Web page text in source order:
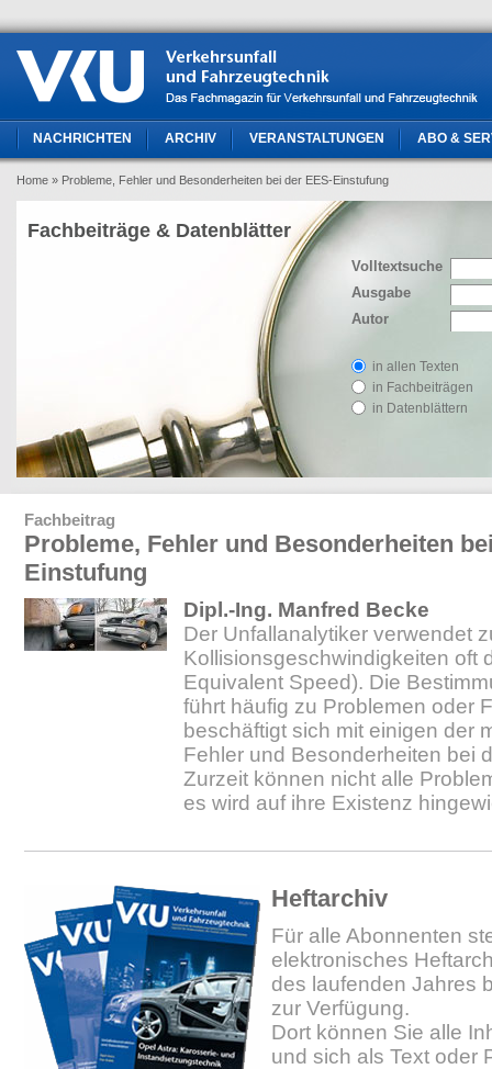
NACHRICHTEN ARCHIV VERANSTALTUNGEN ABO &
Home » Probleme, Fehler und Besonderheiten bei der EES-Einstufung
Volltextsuche
Ausgabe
Autor
in allen Texten
in Fachbeiträgen
in Datenblättern
Fachbeiträge & Datenblätter
Fachbeitrag
Probleme, Fehler und Besonderheiten
Einstufung
Dipl.-Ing. Manfred Becke
Der Unfallanalytiker verwendet
Kollisionsgeschwindigkeiten oft
Equivalent Speed). Die
führt häufig zu Problemen oder
beschäftigt sich mit einigen der
Fehler und Besonderheiten bei
Zurzeit können nicht alle
es wird auf ihre Existenz
Heftarchiv
Für alle Abonnenten
elektronisches
des laufenden Jahres
zur Verfügung.
Dort können Sie alle
und sich als Text oder